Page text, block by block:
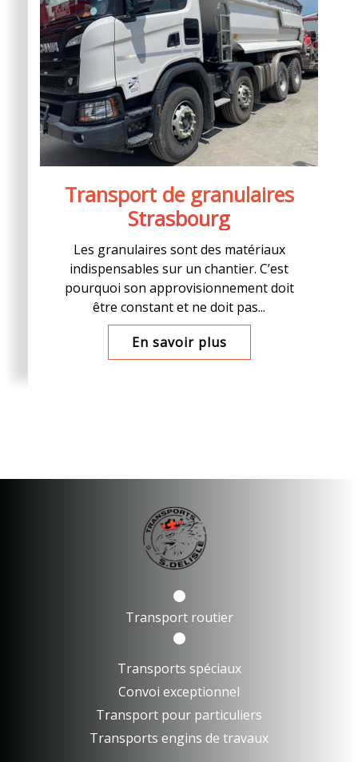
Transport de granulaires
Strasbourg
Les granulaires sont des matériaux
indispensables sur un chantier. C’est
pourquoi son approvisionnement doit
être constant et ne doit pas...
En savoir plus
Transport routier
Transports spéciaux
Convoi exceptionnel
Transport pour particuliers
Transports engins de travaux